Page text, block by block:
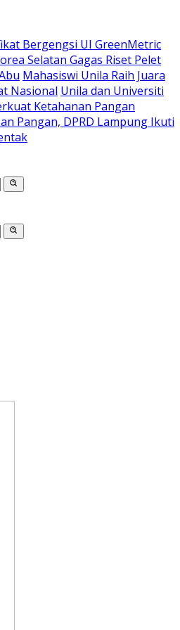
Bergengsi UI GreenMetric
Selatan Gagas Riset Pelet
Mahasiswi Unila Raih Juara
Nasional Unila dan Universiti
Ketahanan Pangan
Pangan, DPRD Lampung Ikuti